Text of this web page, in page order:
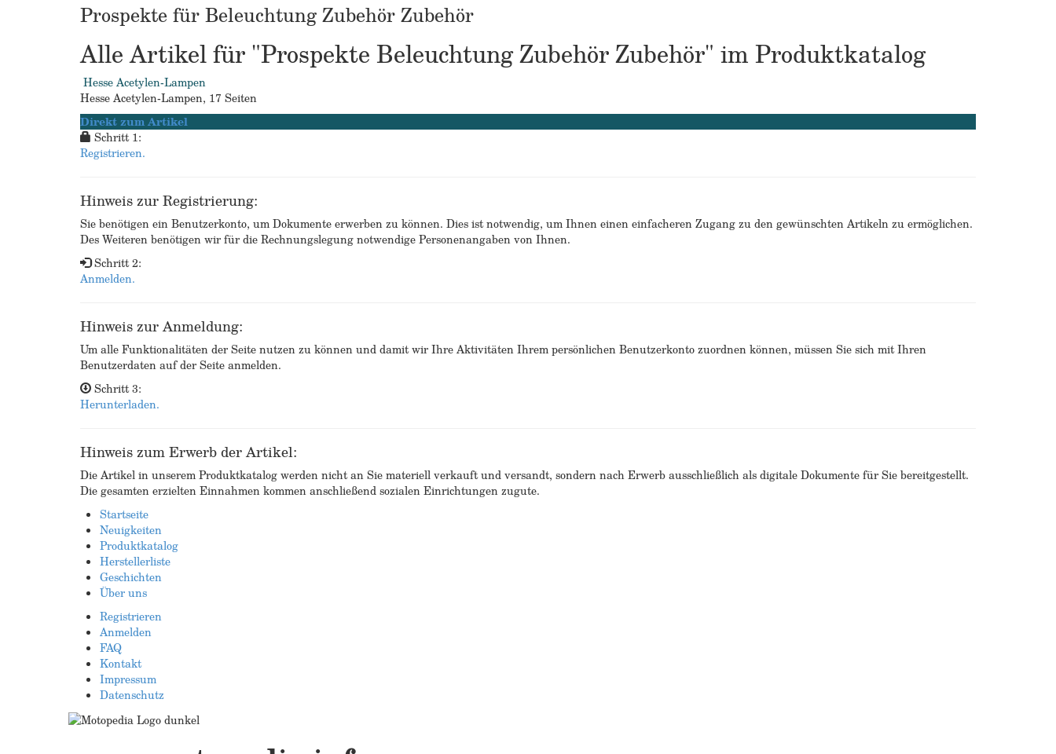
Prospekte für Beleuchtung Zubehör Zubehör
Alle Artikel für "Prospekte Beleuchtung Zubehör Zubehör" im Produktkatalog
Hesse Acetylen-Lampen
Hesse Acetylen-Lampen, 17 Seiten
Direkt zum Artikel
Schritt 1:
Registrieren.
Hinweis zur Registrierung:
Sie benötigen ein Benutzerkonto, um Dokumente erwerben zu können. Dies ist notwendig, um Ihnen einen einfacheren Zugang zu den gewünschten Artikeln zu ermöglichen.
Des Weiteren benötigen wir für die Rechnungslegung notwendige Personenangaben von Ihnen.
Schritt 2:
Anmelden.
Hinweis zur Anmeldung:
Um alle Funktionalitäten der Seite nutzen zu können und damit wir Ihre Aktivitäten Ihrem persönlichen Benutzerkonto zuordnen können, müssen Sie sich mit Ihren
Benutzerdaten auf der Seite anmelden.
Schritt 3:
Herunterladen.
Hinweis zum Erwerb der Artikel:
Die Artikel in unserem Produktkatalog werden nicht an Sie materiell verkauft und versandt, sondern nach Erwerb ausschließlich als digitale Dokumente für Sie bereitgestellt.
Die gesamten erzielten Einnahmen kommen anschließend sozialen Einrichtungen zugute.
Startseite
Neuigkeiten
Produktkatalog
Herstellerliste
Geschichten
Über uns
Registrieren
Anmelden
FAQ
Kontakt
Impressum
Datenschutz